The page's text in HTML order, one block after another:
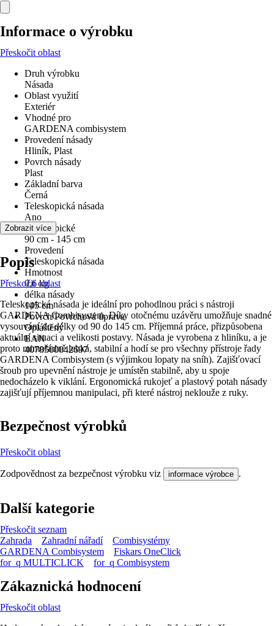
Informace o výrobku
Přeskočit oblast
Druh výrobku
Násada
Oblast využití
Exteriér
Vhodné pro
GARDENA combisystem
Provedení násady
Hliník, Plast
Povrch násady
Plast
Základní barva
Černá
Teleskopická násada
Ano
Teleskopické
90 cm - 145 cm
Provedení
Teleskopická násada
Hmotnost
0,6 kg
délka násady
145 cm
Povrch/Povrchová úprava
Opláštěný
EAN
4078500042697
Zobrazit více
Popis
Přeskočit oblast
Teleskopická násada je ideální pro pohodlnou práci s nástroji
GARDENA Combisystem. Díky otočnému uzávěru umožňuje snadné
vysouvání do délky od 90 do 145 cm. Příjemná práce, přizpůsobena
aktuální situaci a velikosti postavy. Násada je vyrobena z hliníku, a je
proto mimořádně lehká, stabilní a hodí se pro všechny přístroje řady
GARDENA Combisystem (s výjimkou lopaty na sníh). Zajišťovací
šroub pro upevnění nástroje je umístěn stabilně, aby u spoje
nedocházelo k viklání. Ergonomická rukojeť a plastový potah násady
zajišťují příjemnou manipulaci, při které nástroj neklouže z ruky.
Bezpečnost výrobků
Přeskočit oblast
Zodpovědnost za bezpečnost výrobku viz informace výrobce .
Další kategorie
Přeskočit seznam
Zahrada
Zahradní nářadí
Combisystémy
GARDENA Combisystem
Fiskars OneClick
for_q MULTICLICK
for_q Combisystem
Zákaznická hodnocení
Přeskočit oblast